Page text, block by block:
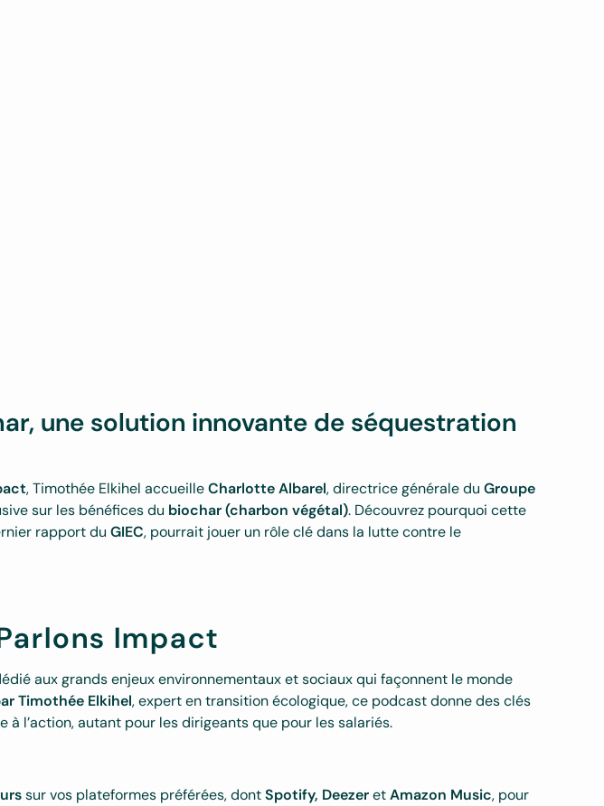
une solution innovante de séquestration
, Timothée Elkihel accueilleCharlotte Albarel, directrice générale duGroupe
sur les bénéfices du biochar (charbon végétal). Découvrez pourquoi cette
rapport duGIEC, pourrait jouer un rôle clé dans la lutte contre le
Impact
aux grands enjeux environnementaux et sociaux qui façonnent le monde
Timothée Elkihel, expert en transition écologique, ce podcast donne des clés
l’action, autant pour les dirigeants que pour les salariés.
sur vos plateformes préférées, dontSpotify, DeezeretAmazon Music, pour